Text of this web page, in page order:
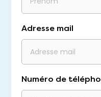
Adresse mail
Numéro de